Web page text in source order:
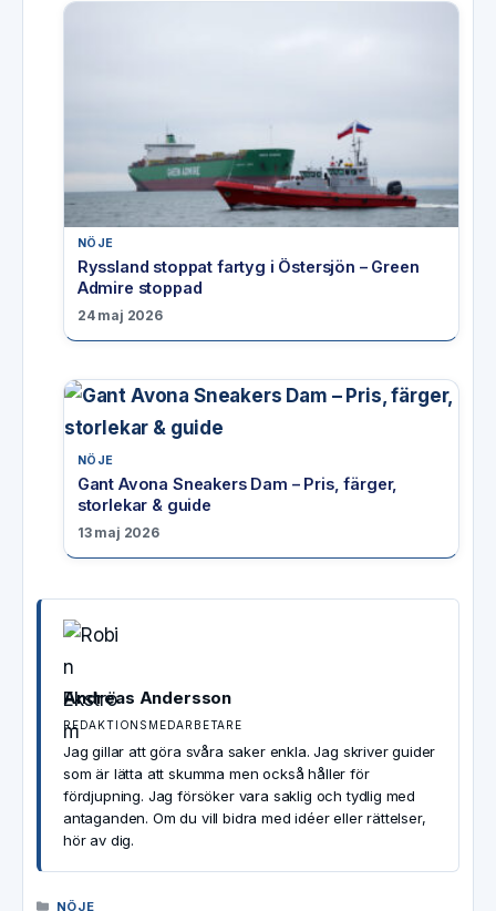
NÖJE
Ryssland stoppat fartyg i Östersjön – Green
Admire stoppad
24 maj 2026
NÖJE
Gant Avona Sneakers Dam – Pris, färger,
storlekar & guide
13 maj 2026
Andreas Andersson
REDAKTIONSMEDARBETARE
Jag gillar att göra svåra saker enkla. Jag skriver guider
som är lätta att skumma men också håller för
fördjupning. Jag försöker vara saklig och tydlig med
antaganden. Om du vill bidra med idéer eller rättelser,
hör av dig.
KATEGORIER
NÖJE